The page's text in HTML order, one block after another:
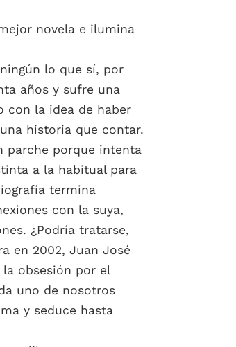
novela e ilumina
lo que sí, por
años y sufre una
con la idea de haber
historia que contar.
parche porque intenta
a la habitual para
termina
con la suya,
¿Podría tratarse,
en 2002, Juan José
obsesión por el
uno de nosotros
y seduce hasta